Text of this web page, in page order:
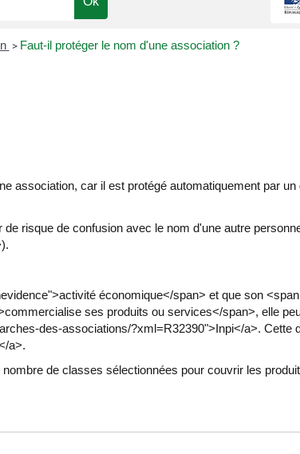
> Faut-il protéger le nom d'une association ?
association, car il est protégé automatiquement par
risque de confusion avec le nom d'une autre
économique</span> et que son <span
ses produits ou services</span>, elle
des-associations/?xml=R32390">Inpi</a>. Cette
a>.
de classes sélectionnées pour couvrir les